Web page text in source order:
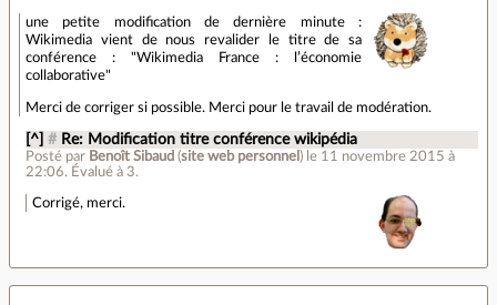
une petite modification de dernière minute :
Wikimedia vient de nous revalider le titre de sa
conférence : "Wikimedia France : l’économie
collaborative"
Merci de corriger si possible. Merci pour le travail de modération.
[^] # Re: Modification titre conférence wikipédia
Posté par Benoît Sibaud (site web personnel ) le 11 novembre 2015 à
22:06. Évalué à 3.
Corrigé, merci.